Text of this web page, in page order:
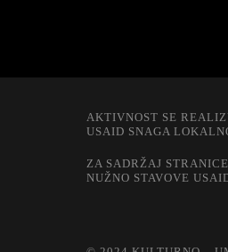
AKTIVNOST SE
USAID SNAGA
ZA SADRŽAJ
NUŽNO STAVOVE